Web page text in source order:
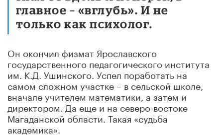
главное – «вглубь». И не
только как психолог.
Он окончил физмат Ярославского
государственного педагогического института
им. К.Д. Ушинского. Успел поработать на
самом сложном участке – в сельской школе,
вначале учителем математики, а затем и
директором. Да еще и на северо-востоке
Магаданской области. Такая «судьба
академика».